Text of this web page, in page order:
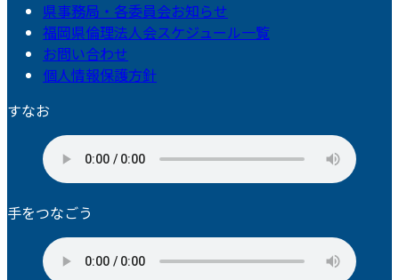
県事務局・各委員会お知らせ
福岡県倫理法人会スケジュール一覧
お問い合わせ
個人情報保護方針
すなお
手をつなごう